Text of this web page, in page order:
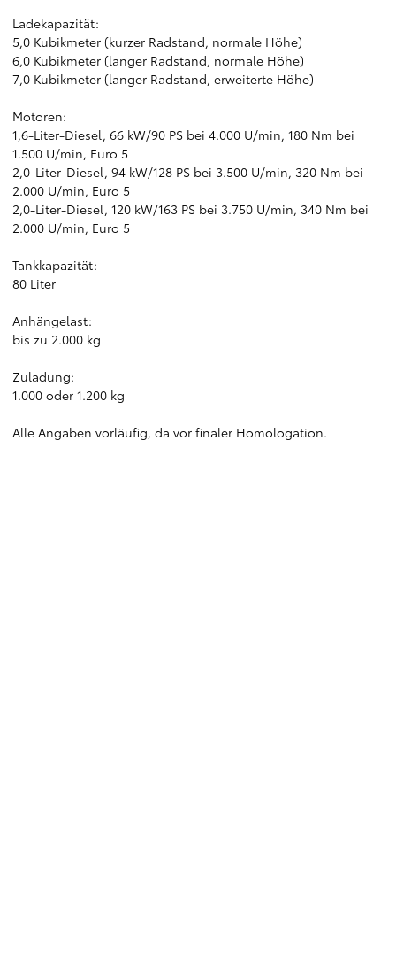
Ladekapazität:
5,0 Kubikmeter (kurzer Radstand, normale Höhe)
6,0 Kubikmeter (langer Radstand, normale Höhe)
7,0 Kubikmeter (langer Radstand, erweiterte Höhe)
Motoren:
1,6-Liter-Diesel, 66 kW/90 PS bei 4.000 U/min, 180 Nm bei
1.500 U/min, Euro 5
2,0-Liter-Diesel, 94 kW/128 PS bei 3.500 U/min, 320 Nm bei
2.000 U/min, Euro 5
2,0-Liter-Diesel, 120 kW/163 PS bei 3.750 U/min, 340 Nm bei
2.000 U/min, Euro 5
Tankkapazität:
80 Liter
Anhängelast:
bis zu 2.000 kg
Zuladung:
1.000 oder 1.200 kg
Alle Angaben vorläufig, da vor finaler Homologation.